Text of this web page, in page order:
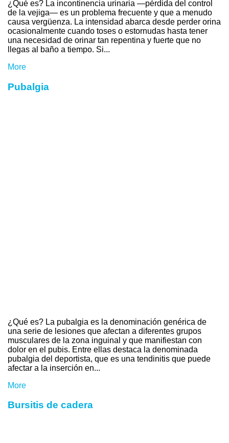
¿Qué es? La incontinencia urinaria —pérdida del control
de la vejiga— es un problema frecuente y que a menudo
causa vergüenza. La intensidad abarca desde perder orina
ocasionalmente cuando toses o estornudas hasta tener
una necesidad de orinar tan repentina y fuerte que no
llegas al baño a tiempo. Si...
More
Pubalgia
¿Qué es? La pubalgia es la denominación genérica de
una serie de lesiones que afectan a diferentes grupos
musculares de la zona inguinal y que manifiestan con
dolor en el pubis. Entre ellas destaca la denominada
pubalgia del deportista, que es una tendinitis que puede
afectar a la inserción en...
More
Bursitis de cadera